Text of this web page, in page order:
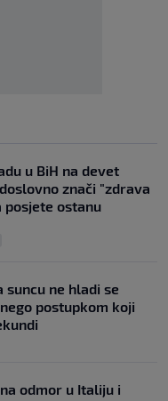
u BiH na devet
znači "zdrava
posjete ostanu
suncu ne hladi se
postupkom koji
odmor u Italiju i